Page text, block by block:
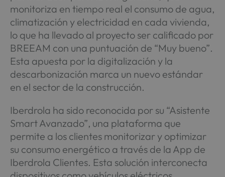
monitoriza en tiempo real el consumo de agua,
climatización y electricidad en cada vivienda,
lo que ha llevado al proyecto ser calificado por
BREEAM con una puntuación de “Muy bueno”.
Esta apuesta por la digitalización y la
descarbonización marca un nuevo estándar
en el sector de la construcción.
Iberdrola ha sido reconocida por su “Asistente
Smart Avanzado”, una plataforma que
permite a los clientes monitorizar y optimizar
su consumo energético a través de la App de
Iberdrola Clientes. Esta solución interconecta